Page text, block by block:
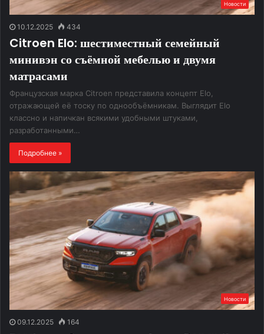
Новости
10.12.2025 434
Citroen Elo: шестиместный семейный
минивэн со съёмной мебелью и двумя
матрасами
Французская марка Citroen представила концепт Elo,
отражающей её тоску по однообъёмникам. Выглядит Elo
классно и напичкан всякими удобными штуками,
разработанными…
Подробнее »
Новости
09.12.2025 164